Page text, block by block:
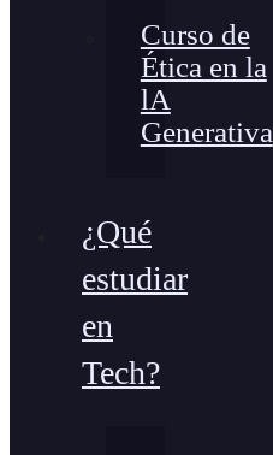
Curso de
Ética en la
lA
Generativa
¿Qué
estudiar
en
Tech?